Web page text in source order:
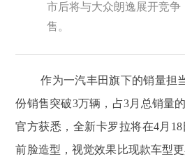
市后将与大众朗逸展开竞争
售。
作为一汽丰田旗下的销量担
份销售突破3万辆，占3月总销量
官方获悉，全新卡罗拉将在4月
前脸造型，视觉效果比现款车型